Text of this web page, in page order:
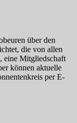
über den
die von allen
eine Mitgliedschaft
können aktuelle
per E-